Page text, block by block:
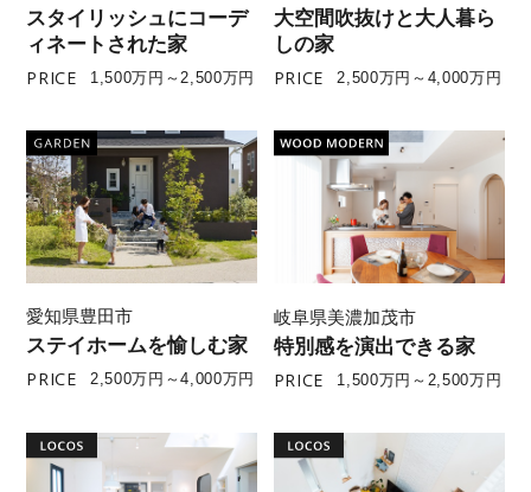
スタイリッシュにコーデ
ィネートされた家
PRICE
1,500万円～2,500万円
大空間吹抜けと大人暮ら
しの家
PRICE
2,500万円～4,000万円
愛知県豊田市
ステイホームを愉しむ家
PRICE
2,500万円～4,000万円
岐阜県美濃加茂市
特別感を演出できる家
PRICE
1,500万円～2,500万円